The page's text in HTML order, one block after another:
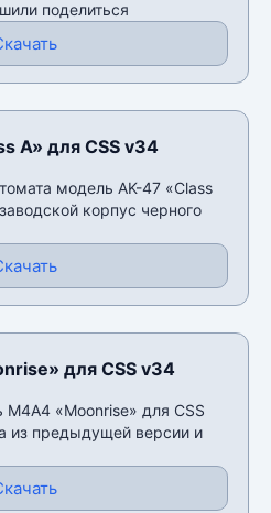
поделиться
A» для CSS v34
модель AK-47 «Class
корпус черного
для CSS v34
«Moonrise» для CSS
из предыдущей версии и